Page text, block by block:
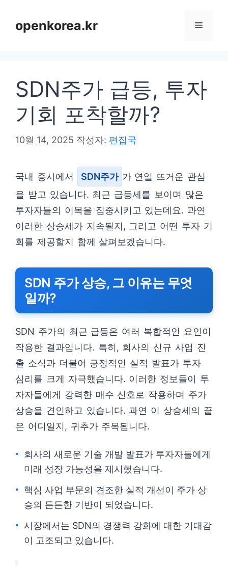
openkorea.kr 메
SDN주가 급등, 투자
기회 포착할까?
10월 14, 2025 작성자: 편집국
국내 증시에서 SDN주가 가 연일 뜨거운 관심
을 받고 있습니다. 최근 급등세를 보이며 많은
투자자들의 이목을 집중시키고 있는데요. 과연
이러한 상승세가 지속될지, 그리고 어떤 투자 기
회를 제공할지 함께 살펴보겠습니다.
SDN 주가 상승, 그 이유는 무엇
일까?
SDN 주가의 최근 급등은 여러 복합적인 요인이
작용한 결과입니다. 특히, 회사의 신규 사업 진
출 소식과 더불어 긍정적인 실적 발표가 투자
심리를 크게 자극했습니다. 이러한 정보들이 투
자자들에게 강력한 매수 신호로 작용하며 주가
상승을 견인하고 있습니다. 과연 이 상승세의 끝
은 어디일지, 귀추가 주목됩니다.
회사의 새로운 기술 개발 발표가 투자자들에게
미래 성장 가능성을 제시했습니다.
핵심 사업 부문의 견조한 실적 개선이 주가 상
승의 든든한 기반이 되었습니다.
시장에서는 SDN의 경쟁력 강화에 대한 기대감
이 고조되고 있습니다.